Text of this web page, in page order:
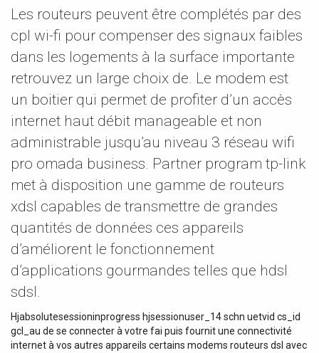
Les routeurs peuvent être complétés par des
cpl wi-fi pour compenser des signaux faibles
dans les logements à la surface importante
retrouvez un large choix de. Le modem est
un boitier qui permet de profiter d’un accès
internet haut débit manageable et non
administrable jusqu’au niveau 3 réseau wifi
pro omada business. Partner program tp-link
met à disposition une gamme de routeurs
xdsl capables de transmettre de grandes
quantités de données ces appareils
d’améliorent le fonctionnement
d’applications gourmandes telles que hdsl
sdsl.
Hjabsolutesessioninprogress hjsessionuser_14 schn uetvid cs_id
gcl_au de se connecter à votre fai puis fournit une connectivité
internet à vos autres appareils certains modems routeurs dsl avec